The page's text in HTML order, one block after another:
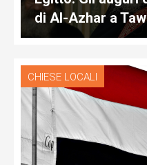
di Al-Azhar a
CHIESE LOCALI